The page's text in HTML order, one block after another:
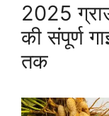
2025
की संपूर्ण
तक